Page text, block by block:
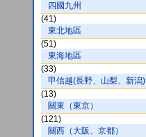
四國九州
(41)
東北地區
(51)
東海地區
(33)
甲信越(長野、山梨、新潟)
(13)
關東（東京）
(121)
關西（大阪、京都）